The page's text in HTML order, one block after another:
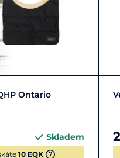
detail
Ontario
Skladem
10 EQK